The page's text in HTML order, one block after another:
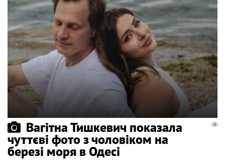
Вагітна Тишкевич показала
чуттєві фото з чоловіком на
березі моря в Одесі